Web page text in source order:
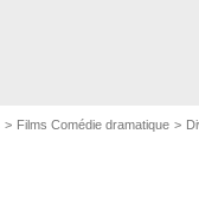
Films Comédie dramatique